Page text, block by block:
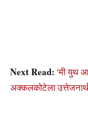
Next Read: 'मी युथ
अक्कलकोटेला उत्तेजनार्थ